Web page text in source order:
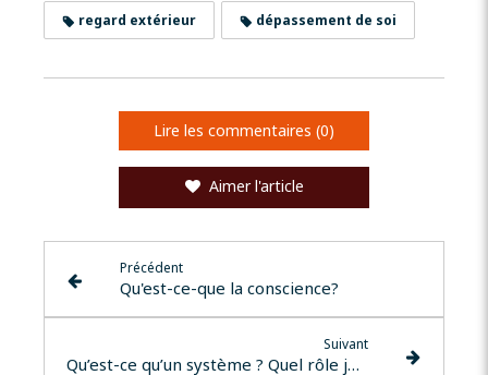
regard extérieur dépassement de soi
Lire les commentaires (0)
Aimer l'article
Précédent
Qu'est-ce-que la conscience?
Suivant
Qu’est-ce qu’un système ? Quel rôle joue-t-il dans une constellation systémique ?